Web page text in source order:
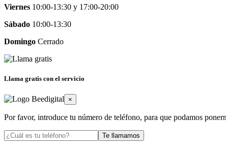
Viernes 10:00-13:30 y 17:00-20:00
Sábado 10:00-13:30
Domingo Cerrado
Llama gratis con el servicio
×
Por favor, introduce tu número de teléfono, para que podamos
Te llamamos